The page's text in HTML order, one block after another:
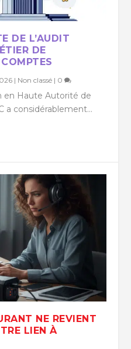
DE L’AUDIT
DE
| Non classé | 0
en Haute Autorité de
a considérablement...
NE REVIENT
LIEN À